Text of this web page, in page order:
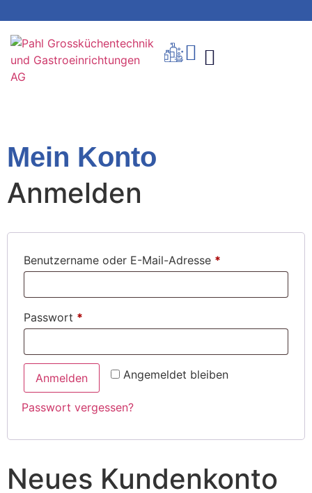
Mein Konto
Anmelden
Benutzername oder E-Mail-Adresse *
Passwort *
Angemeldet bleiben
Anmelden
Passwort vergessen?
Neues Kundenkonto